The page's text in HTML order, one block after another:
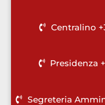
Centralino
Presidenza
Segreteria